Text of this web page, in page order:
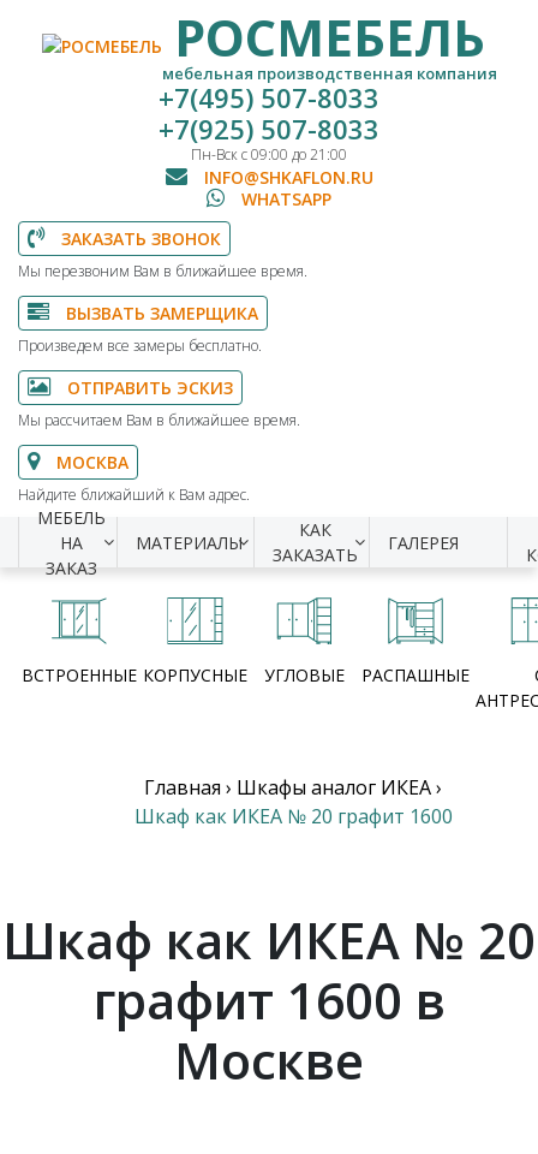
РОСМЕБЕЛЬ
мебельная производственная компания
+7(495) 507-8033
+7(925) 507-8033
Пн-Вск с 09:00 до 21:00
INFO@SHKAFLON.RU
WHATSAPP
ЗАКАЗАТЬ ЗВОНОК
Мы перезвоним Вам в ближайшее время.
ВЫЗВАТЬ ЗАМЕРЩИКА
Произведем все замеры бесплатно.
ОТПРАВИТЬ ЭСКИЗ
Мы рассчитаем Вам в ближайшее время.
МОСКВА
Найдите ближайший к Вам адрес.
МЕБЕЛЬ
НА
ЗАКАЗ
МАТЕРИАЛЫ
КАК
ЗАКАЗАТЬ
ГАЛЕРЕЯ
ВСТРОЕННЫЕ КОРПУСНЫЕ УГЛОВЫЕ РАСПАШНЫЕ
Главная › Шкафы аналог ИКЕА›
Шкаф как ИКЕА № 20 графит 1600
Шкаф как ИКЕА № 20
графит 1600 в
Москве